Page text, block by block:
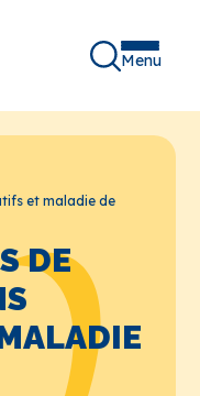
Menu
et maladie de
DE